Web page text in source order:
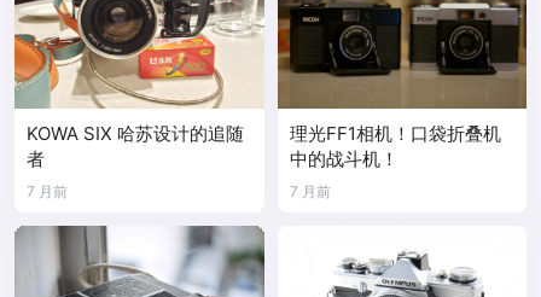
KOWA SIX 哈苏设计的追随
者
7 月前
理光FF1相机！口袋折叠机
中的战斗机！
7 月前